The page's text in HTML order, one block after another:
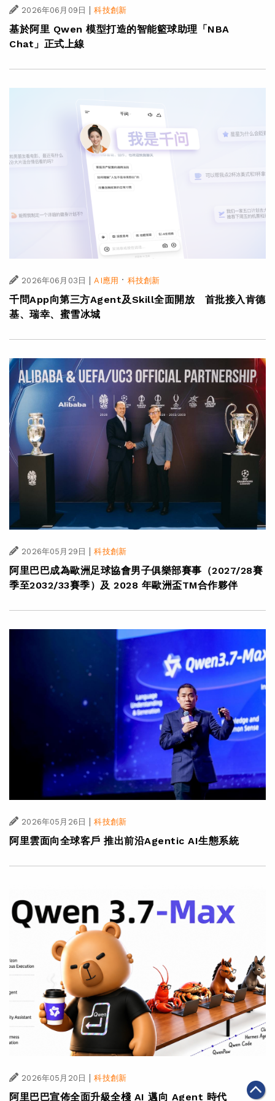
2026年06月09日 | 科技創新
基於阿里 Qwen 模型打造的智能籃球助理「NBA
Chat」正式上線
2026年06月03日 | AI應用 · 科技創新
千問App向第三方Agent及Skill全面開放 首批接入肯德
基、瑞幸、蜜雪冰城
2026年05月29日 | 科技創新
阿里巴巴成為歐洲足球協會男子俱樂部賽事（2027/28賽
季至2032/33賽季）及 2028 年歐洲盃TM合作夥伴
2026年05月26日 科技創新
阿里雲面向全球客戶 推出前沿Agentic AI生態系統
2026年05月20日 | 科技創新
阿里巴巴宣佈全面升級全棧 AI 邁向 Agent 時代